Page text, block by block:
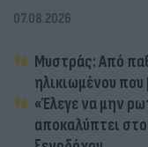
07.08.2026
Μυστράς: Από
ηλικιωμένου
«Έλεγε να μην
αποκαλύπτει